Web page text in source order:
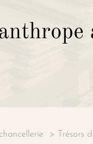
Trésors